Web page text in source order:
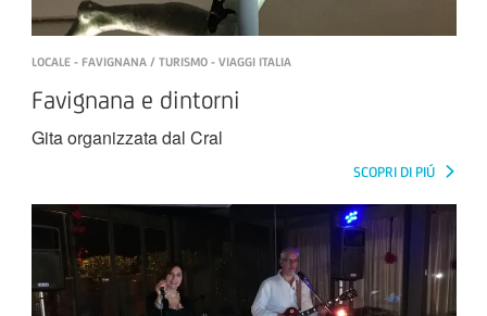
LOCALE - FAVIGNANA / TURISMO - VIAGGI ITALIA
Favignana e dintorni
Gita organizzata dal Cral
SCOPRI DI PIÚ